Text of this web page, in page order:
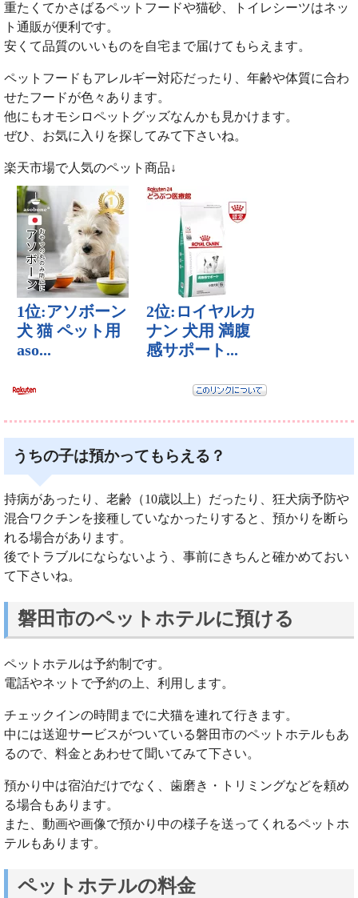
重たくてかさばるペットフードや猫砂、トイレシーツはネッ
ト通販が便利です。
安くて品質のいいものを自宅まで届けてもらえます。
ペットフードもアレルギー対応だったり、年齢や体質に合わ
せたフードが色々あります。
他にもオモシロペットグッズなんかも見かけます。
ぜひ、お気に入りを探してみて下さいね。
楽天市場で人気のペット商品↓
うちの子は預かってもらえる？
持病があったり、老齢（10歳以上）だったり、狂犬病予防や
混合ワクチンを接種していなかったりすると、預かりを断ら
れる場合があります。
後でトラブルにならないよう、事前にきちんと確かめておい
て下さいね。
磐田市のペットホテルに預ける
ペットホテルは予約制です。
電話やネットで予約の上、利用します。
チェックインの時間までに犬猫を連れて行きます。
中には送迎サービスがついている磐田市のペットホテルもあ
るので、料金とあわせて聞いてみて下さい。
預かり中は宿泊だけでなく、歯磨き・トリミングなどを頼め
る場合もあります。
また、動画や画像で預かり中の様子を送ってくれるペットホ
テルもあります。
ペットホテルの料金